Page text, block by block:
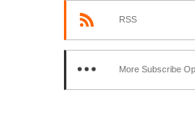
RSS
More Subscribe